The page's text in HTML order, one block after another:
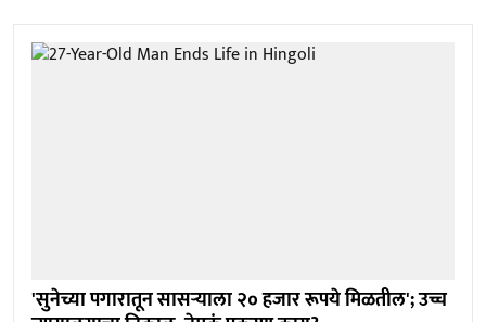
'सुनेच्या पगारातून सासऱ्याला २० हजार रूपये मिळतील'; उच्च